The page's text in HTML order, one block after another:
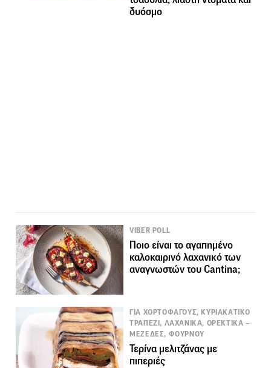
δυόσμο
VIBER POLL
Ποιο είναι το αγαπημένο
καλοκαιρινό λαχανικό των
αναγνωστών του Cantina;
ΓΙΑ ΧΟΡΤΟΦΑΓΟΥΣ, ΚΥΡΙΑΚΑΤΙΚΟ
ΤΡΑΠΕΖΙ, ΛΑΧΑΝΙΚΑ, ΟΡΕΚΤΙΚΑ –
ΜΕΖΕΔΕΣ, ΦΟΥΡΝΟΥ
Τερίνα μελιτζάνας με
πιπεριές